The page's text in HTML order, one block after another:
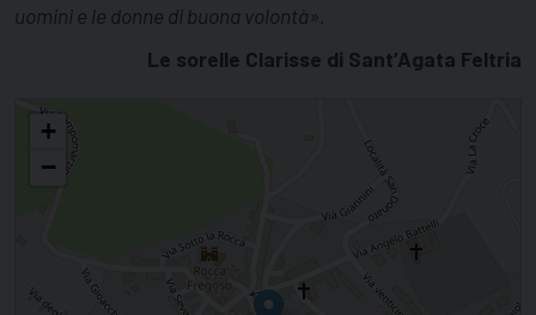
uomini e le donne di buona volontà».
Le sorelle Clarisse di Sant’Agata Feltria
“Più grande di tutto è l’amore”
+
−